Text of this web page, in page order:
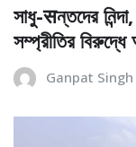
সাধু-सন্তদের
সম্প্রীতির
Ganpat